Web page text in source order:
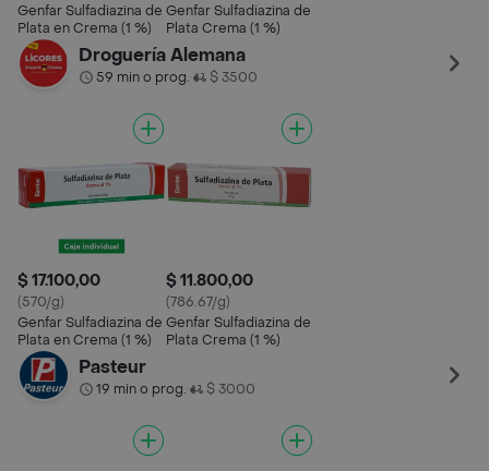
Genfar Sulfadiazina de
Plata en Crema (1 %)
Genfar Sulfadiazina de
Plata Crema (1 %)
Droguería Alemana
59 min o prog.• $ 3500
$ 17.100,00
(570/g)
Genfar Sulfadiazina de
Plata en Crema (1 %)
$ 11.800,00
(786.67/g)
Genfar Sulfadiazina de
Plata Crema (1 %)
Pasteur
19 min o prog.• $ 3000